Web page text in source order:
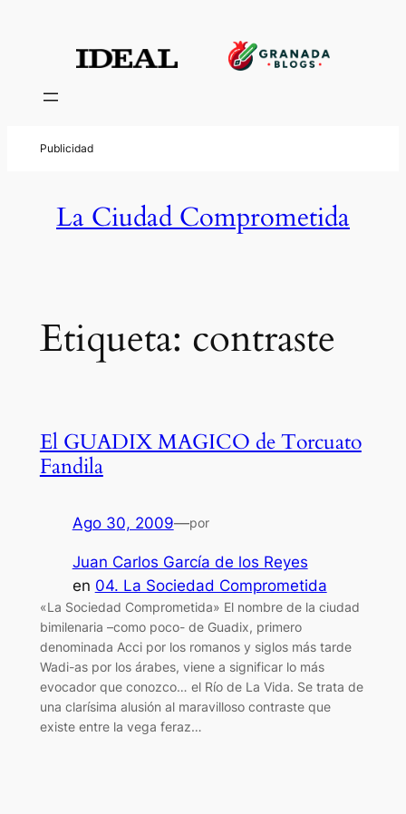
contenido
La Ciudad Comprometida
Etiqueta: contraste
El GUADIX MAGICO de Torcuato
Fandila
Ago 30, 2009—por
Juan Carlos García de los Reyes
en 04. La Sociedad Comprometida
«La Sociedad Comprometida» El nombre de la ciudad
bimilenaria –como poco- de Guadix, primero
denominada Acci por los romanos y siglos más tarde
Wadi-as por los árabes, viene a significar lo más
evocador que conozco… el Río de La Vida. Se trata de
una clarísima alusión al maravilloso contraste que
existe entre la vega feraz…